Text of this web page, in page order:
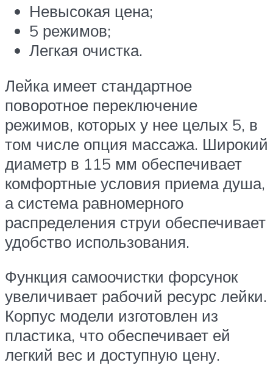
Невысокая цена;
5 режимов;
Легкая очистка.
Лейка имеет стандартное
поворотное переключение
режимов, которых у нее целых 5, в
том числе опция массажа. Широкий
диаметр в 115 мм обеспечивает
комфортные условия приема душа,
а система равномерного
распределения струи обеспечивает
удобство использования.
Функция самоочистки форсунок
увеличивает рабочий ресурс лейки.
Корпус модели изготовлен из
пластика, что обеспечивает ей
легкий вес и доступную цену.